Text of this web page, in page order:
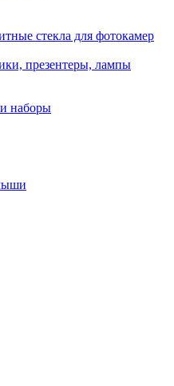
стекла для фотокамер
презентеры, лампы
наборы